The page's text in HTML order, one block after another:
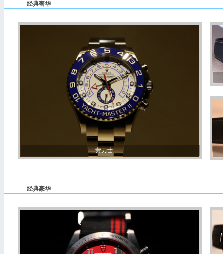
经典奢华
劳力士
经典豪华